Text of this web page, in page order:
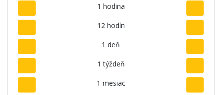
1 hodina
12 hodín
1 deň
1 týždeň
1 mesiac